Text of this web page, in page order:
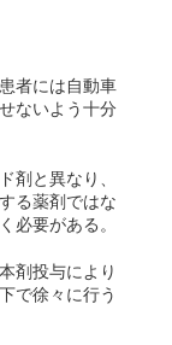
者には自動車
ないよう十分
剤と異なり、
る薬剤ではな
必要がある。
剤投与により
で徐々に行う